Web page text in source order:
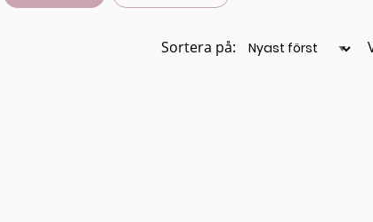
Sortera på: